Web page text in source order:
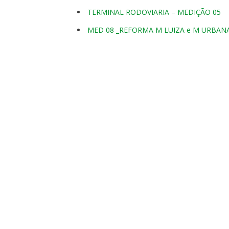
TERMINAL RODOVIARIA – MEDIÇÃO 05
MED 08 _REFORMA M LUIZA e M